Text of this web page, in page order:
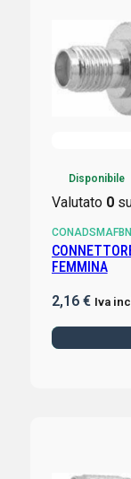
Disponibile
Valutato 0
FEMMINA
2,16 € Iva